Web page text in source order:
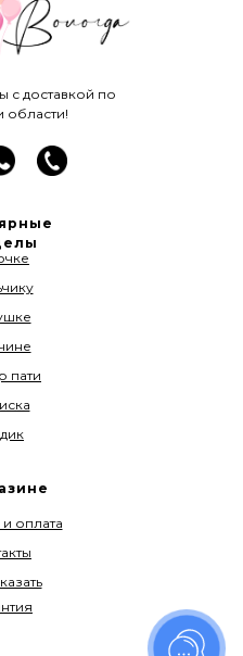
доставкой по
области!
оплата
пати